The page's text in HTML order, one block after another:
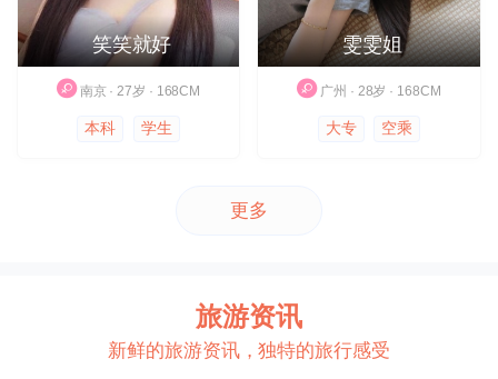
笑笑就好
南京 · 27岁 · 168CM
本科 学生
雯雯姐
广州 · 28岁 · 168CM
大专 空乘
更多
旅游资讯
新鲜的旅游资讯，独特的旅行感受